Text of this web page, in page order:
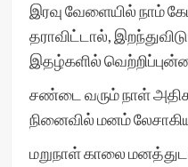
இரவு வேளையில் நாம்
தராவிட்டால்,
இதழ்களில்
சண்டை வரும் நாள்
நினைவில் மனம்
மறுநாள் காலை